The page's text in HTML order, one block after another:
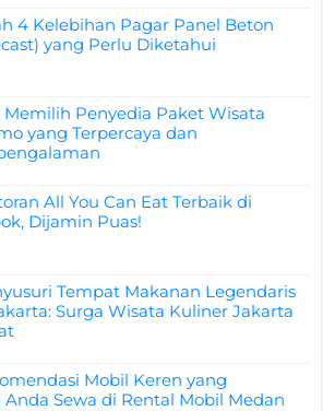
4 Kelebihan Pagar Panel Beton
yang Perlu Diketahui
Memilih Penyedia Paket Wisata
yang Terpercaya dan
All You Can Eat Terbaik di
Dijamin Puas!
Tempat Makanan Legendaris
Surga Wisata Kuliner Jakarta
Mobil Keren yang
Anda Sewa di Rental Mobil Medan